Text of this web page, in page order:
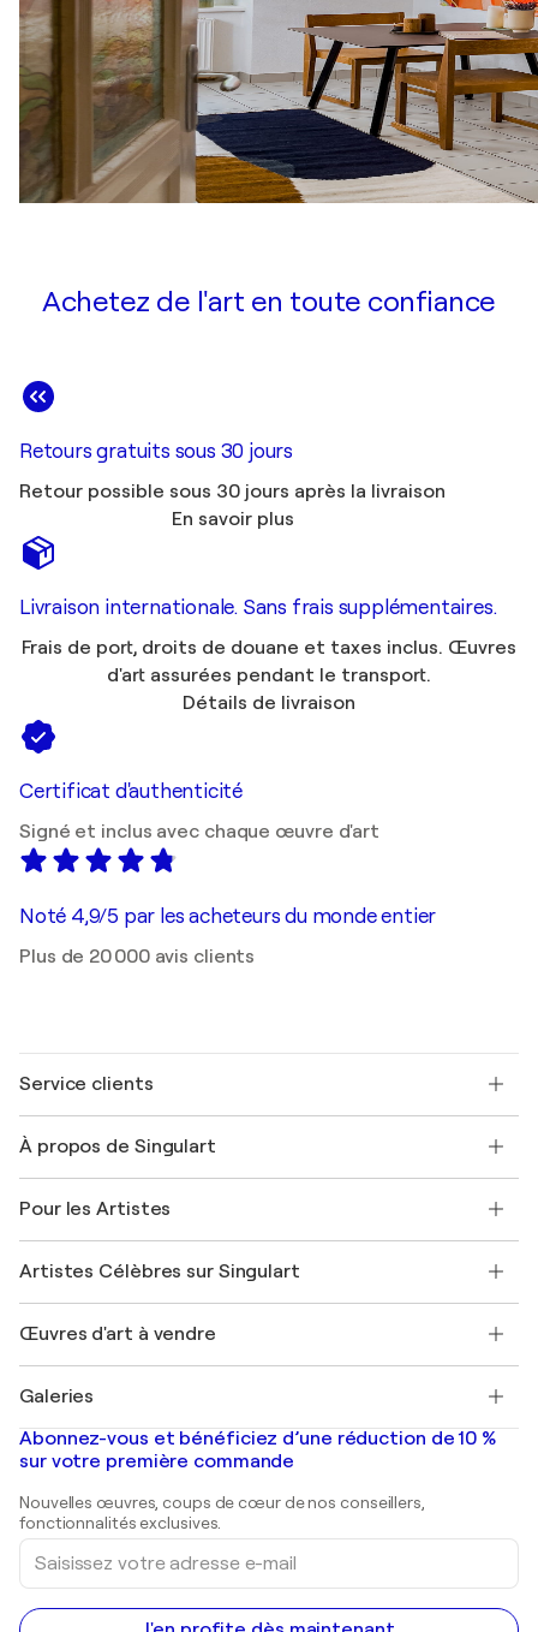
Achetez de l'art en toute confiance
Retours gratuits sous 30 jours
Retour possible sous 30 jours après la livraison
En savoir plus
Livraison internationale. Sans frais supplémentaires.
Frais de port, droits de douane et taxes inclus. Œuvres
d'art assurées pendant le transport.
Détails de livraison
Certificat d'authenticité
Signé et inclus avec chaque œuvre d'art
Noté 4,9/5 par les acheteurs du monde entier
Plus de 20 000 avis clients
Service clients
Expédition
Offrir une carte cadeau
Rejoignez notre programme commercial
Mon compte
+33 1 76 44 06 42
À propos de Singulart
FAQ
Magazine Singulart
Emplois
Découvrez une sélection d'art original
Pour les Artistes
Se connecter en tant qu'Artiste
Artistes Célèbres sur Singulart
Marc Chagall
Banksy
Mr. Brainwash
Shepard Fairey
Œuvres d'art à vendre
Tableaux abstraits à vendre
Peintures de paysage
Estampes
Peintures acryliques
Galeries
Galeries d'art en France
Galeries d'art en Belgique
Abonnez-vous et bénéficiez d’une réduction de 10 %
sur votre première commande
Nouvelles œuvres, coups de cœur de nos conseillers,
fonctionnalités exclusives.
Saisissez
votre
adresse
e-
mail